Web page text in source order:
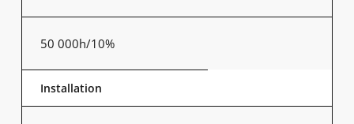
50 000h/10%
Installation